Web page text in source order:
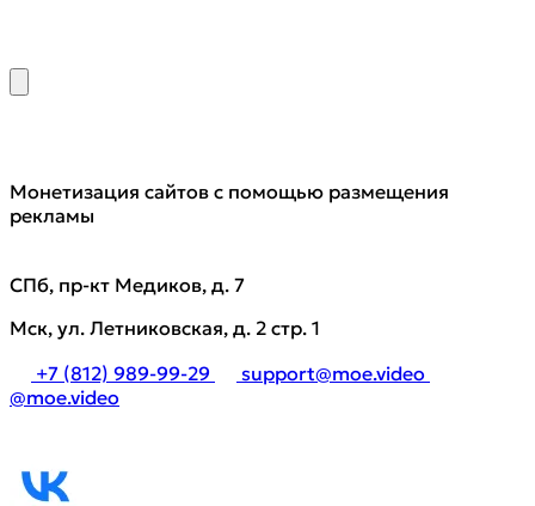
Монетизация сайтов с помощью размещения
рекламы
СПб, пр-кт Медиков, д. 7
Мск, ул. Летниковская, д. 2 стр. 1
+7 (812) 989-99-29
support@moe.video
@moe.video